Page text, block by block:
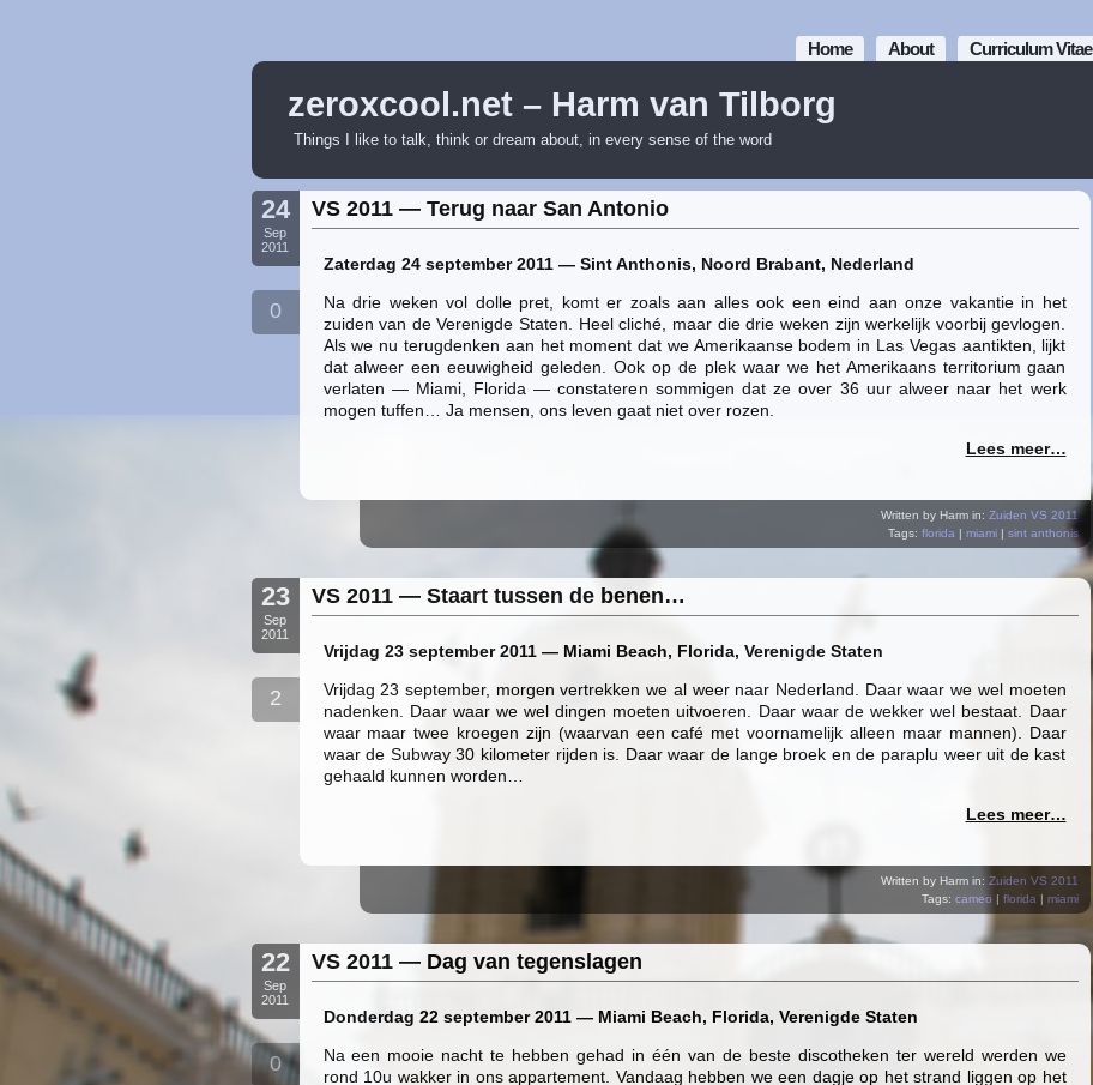
Home About Curriculum Vitae
zeroxcool.net – Harm van Tilborg
Things I like to talk, think or dream about, in every sense of the word
24
Sep
2011
0
VS 2011 — Terug naar San Antonio
Zaterdag 24 september 2011 — Sint Anthonis, Noord Brabant, Nederland
Na drie weken vol dolle pret, komt er zoals aan alles ook een eind aan onze vakantie in het
zuiden van de Verenigde Staten. Heel cliché, maar die drie weken zijn werkelijk voorbij gevlogen.
Als we nu terugdenken aan het moment dat we Amerikaanse bodem in Las Vegas aantikten, lijkt
dat alweer een eeuwigheid geleden. Ook op de plek waar we het Amerikaans territorium gaan
verlaten — Miami, Florida — constateren sommigen dat ze over 36 uur alweer naar het werk
mogen tuffen… Ja mensen, ons leven gaat niet over rozen.
Lees meer…
Written by Harm in: Zuiden VS 2011
Tags: florida | miami| sint anthonis
23
Sep
2011
2
VS 2011 — Staart tussen de benen…
Vrijdag 23 september 2011 — Miami Beach, Florida, Verenigde Staten
Vrijdag 23 september, morgen vertrekken we al weer naar Nederland. Daar waar we wel moeten
nadenken. Daar waar we wel dingen moeten uitvoeren. Daar waar de wekker wel bestaat. Daar
waar maar twee kroegen zijn (waarvan een café met voornamelijk alleen maar mannen). Daar
waar de Subway 30 kilometer rijden is. Daar waar de lange broek en de paraplu weer uit de kast
gehaald kunnen worden…
Lees meer…
Written by Harm in: Zuiden VS 2011
Tags: cameo | florida | miami
22
Sep
2011
0
VS 2011 — Dag van tegenslagen
Donderdag 22 september 2011 — Miami Beach, Florida, Verenigde Staten
Na een mooie nacht te hebben gehad in één van de beste discotheken ter wereld werden we
rond 10u wakker in ons appartement. Vandaag hebben we een dagje op het strand liggen op het